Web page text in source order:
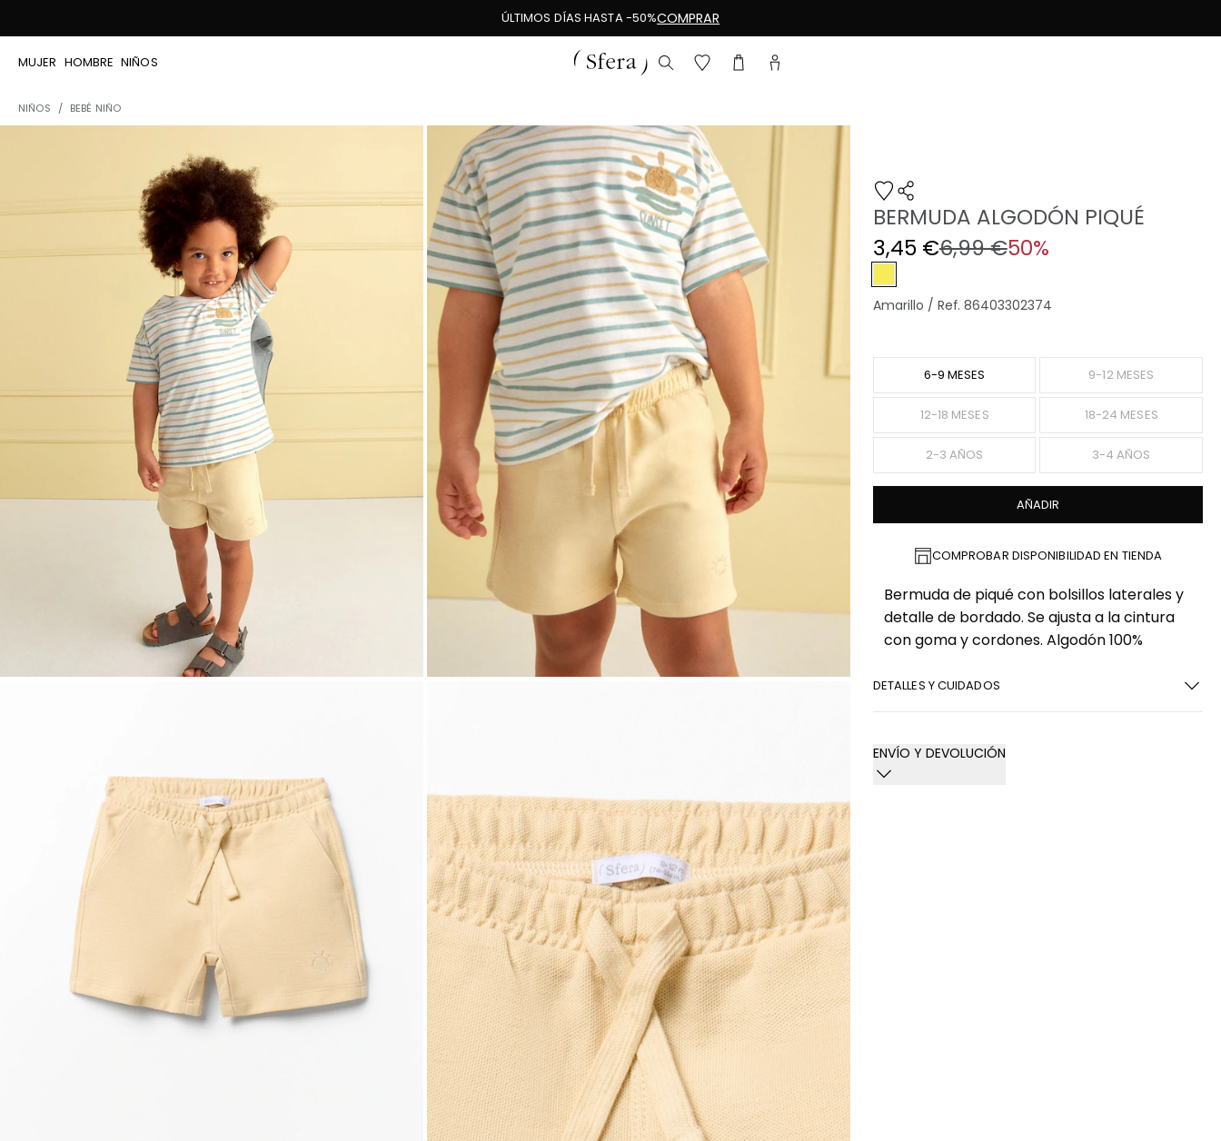
ÚLTIMOS DÍAS HASTA -50%COMPRAR
MUJER HOMBRE NIÑOS
NIÑOS BEBÉ NIÑO
BERMUDA ALGODÓN PIQUÉ
3,45 €6,99 €50%
Amarillo / Ref. 86403302374
6-9 MESES 9-12 MESES
12-18 MESES 18-24 MESES
2-3 AÑOS 3-4 AÑOS
AÑADIR
COMPROBAR DISPONIBILIDAD EN TIENDA
Bermuda de piqué con bolsillos laterales y
detalle de bordado. Se ajusta a la cintura
con goma y cordones. Algodón 100%
DETALLES Y CUIDADOS
ENVÍO Y DEVOLUCIÓN